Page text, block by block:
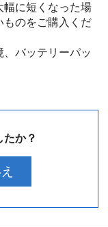
幅に短くなった場
ものをご購入くだ
バッテリーパッ
たか？